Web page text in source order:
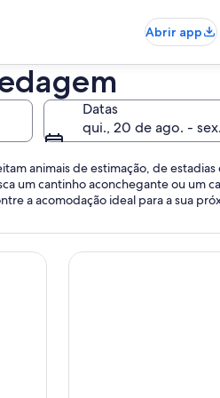
Abrir app
Datas
qui., 20 de ago. -
animais de estimação, de
um cantinho aconchegante ou um
a acomodação ideal para a sua
Hotéis econômicos